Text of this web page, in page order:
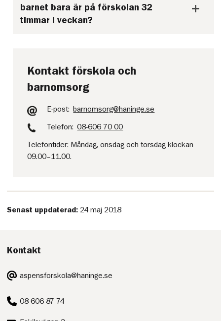
barnet bara är på förskolan 32
timmar i veckan?
Kontakt förskola och
barnomsorg
E-post: barnomsorg@haninge.se
Telefon: 08-606 70 00
Telefontider: Måndag, onsdag och torsdag klockan
09.00–11.00.
Senast uppdaterad: 24 maj 2018
Kontakt
E-
post:
aspensforskola@haninge.se
Telefon:
08-606 87 74